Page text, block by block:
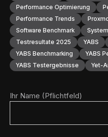
Performance Optimierung
Performance Trends
Software Benchmark
Testresultate 2025
YABS
YABS Benchmarking
YABS
YABS Testergebnisse
Yet-
Ihr Name (Pflichtfeld)